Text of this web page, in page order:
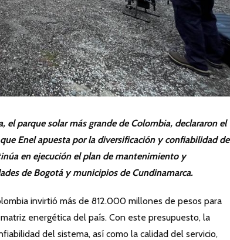
el parque solar más grande de Colombia, declararon el
Enel apuesta por la diversificación y confiabilidad de
en ejecución el plan de mantenimiento y
de Bogotá y municipios de Cundinamarca.
invirtió más de 812.000 millones de pesos para
energética del país. Con este presupuesto, la
del sistema, así como la calidad del servicio,